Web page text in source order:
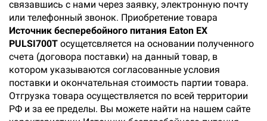
связавшись с нами через заявку, электронную почту
или телефонный звонок. Приобретение товара
Источник бесперебойного питания Eaton EX
PULSI700T осущетсвляется на основании полученного
счета (договора поставки) на данный товар, в
котором указываются согласованные условия
поставки и окончательная стоимость партии товара.
Отгрузка товара осуществляется по всей территории
РФ и за ее пределы. Вы можете найти на нашем сайте